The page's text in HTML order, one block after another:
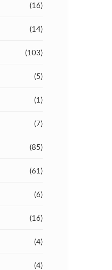
(16)
(14)
(103)
(5)
(1)
(7)
(85)
(61)
(6)
(16)
(4)
(4)